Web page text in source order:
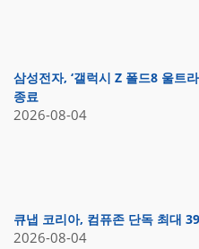
삼성전자, ‘갤럭시 Z 폴드8 울트
종료
2026-08-04
큐냅 코리아, 컴퓨존 단독 최대
2026-08-04